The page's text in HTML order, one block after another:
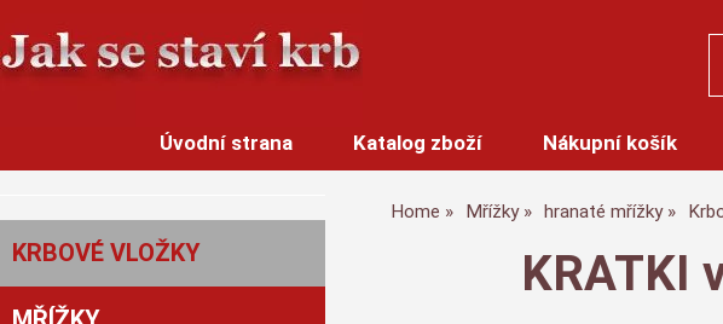
Úvodní strana Katalog zboží Nákupní košík
Home Mřížky hranaté mřížky
KRATKI
KRBOVÉ VLOŽKY